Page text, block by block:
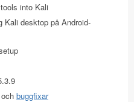
into Kali
Kali desktop på Android-
buggfixar